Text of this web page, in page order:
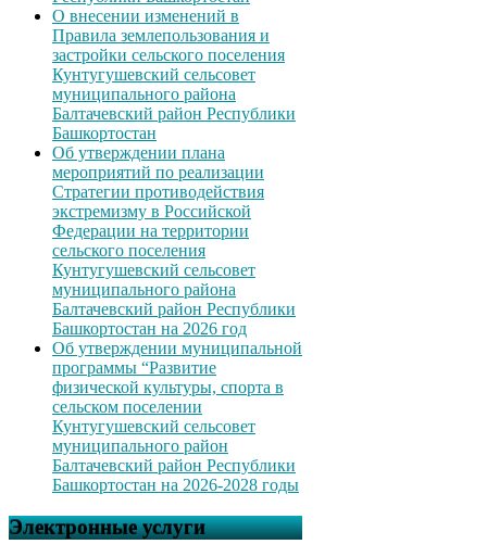
О внесении изменений в
Правила землепользования и
застройки сельского поселения
Кунтугушевский сельсовет
муниципального района
Балтачевский район Республики
Башкортостан
Об утверждении плана
мероприятий по реализации
Стратегии противодействия
экстремизму в Российской
Федерации на территории
сельского поселения
Кунтугушевский сельсовет
муниципального района
Балтачевский район Республики
Башкортостан на 2026 год
Об утверждении муниципальной
программы “Развитие
физической культуры, спорта в
сельском поселении
Кунтугушевский сельсовет
муниципального район
Балтачевский район Республики
Башкортостан на 2026-2028 годы
Электронные услуги